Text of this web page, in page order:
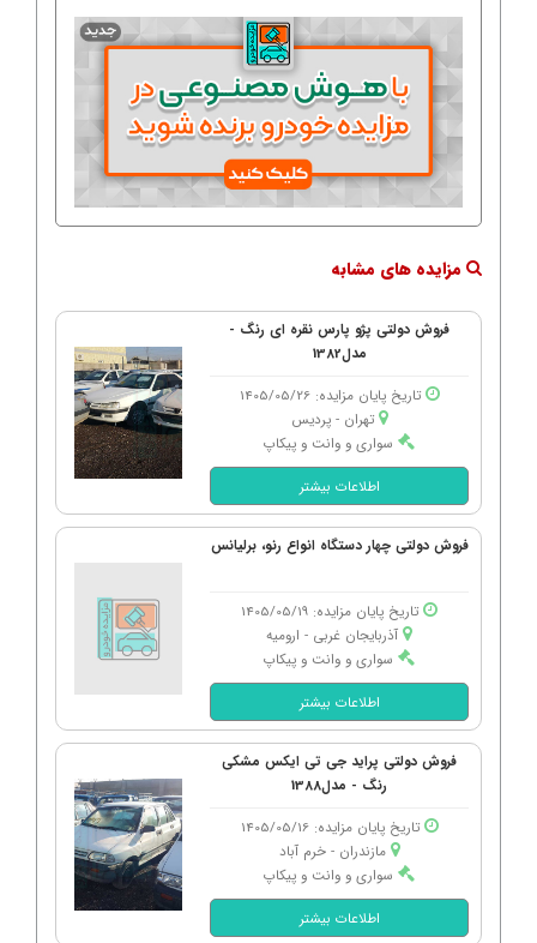
مزایده های مشابه
فروش دولتی پژو پارس نقره ای رنگ -
مدل1382
تاریخ پایان مزایده: 1405/05/26
تهران - پردیس
سواری و وانت و پیکاپ
اطلاعات بیشتر
فروش دولتی چهار دستگاه انواع رنو، برلیانس
تاریخ پایان مزایده: 1405/05/19
آذربایجان غربی - ارومیه
سواری و وانت و پیکاپ
اطلاعات بیشتر
فروش دولتی پراید جی تی ایکس مشکی
رنگ - مدل1388
تاریخ پایان مزایده: 1405/05/16
مازندران - خرم آباد
سواری و وانت و پیکاپ
اطلاعات بیشتر